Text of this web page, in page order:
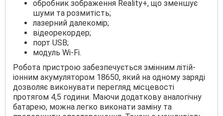
обробник зображення Reality+, що зменшує
шуми та розмитість;
лазерний далекомір;
відеорекордер;
порт USB;
модуль Wi-Fi.
Робота пристрою забезпечується змінним літій-
іонним акумулятором 18650, який на одному заряді
дозволяє виконувати перегляд місцевості
протягом 4,5 години. Маючи додаткову аналогічну
батарею, можна легко виконати заміну та